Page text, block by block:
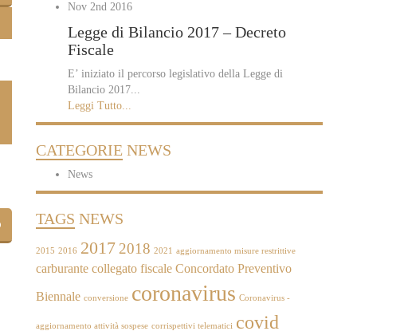
Nov 2nd 2016
Legge di Bilancio 2017 – Decreto
Fiscale
E’ iniziato il percorso legislativo della Legge di
Bilancio 2017...
Leggi Tutto...
CATEGORIE NEWS
News
TAGS NEWS
2015 2016 2017 2018 2021 aggiornamento misure restrittive
carburante collegato fiscale Concordato Preventivo
Biennale conversione coronavirus Coronavirus -
aggiornamento attività sospese corrispettivi telematici covid